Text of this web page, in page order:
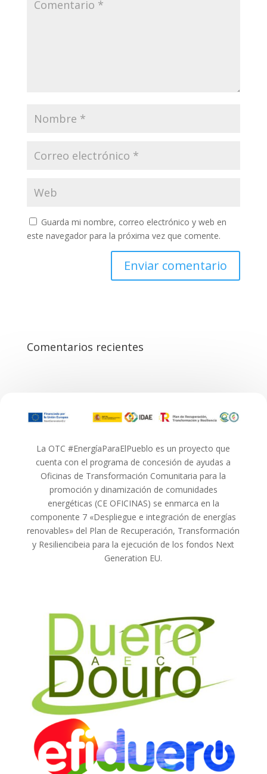
Guarda mi nombre, correo electrónico y web en
este navegador para la próxima vez que comente.
Comentarios recientes
La OTC #EnergíaParaElPueblo es un proyecto que
cuenta con el programa de concesión de ayudas a
Oficinas de Transformación Comunitaria para la
promoción y dinamización de comunidades
energéticas (CE OFICINAS) se enmarca en la
componente 7 «Despliegue e integración de energías
renovables» del Plan de Recuperación, Transformación
y Resiliencibeia para la ejecución de los fondos Next
Generation EU.